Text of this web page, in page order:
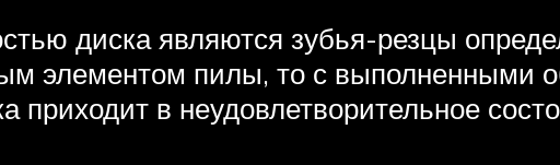
диска являются зубья-резцы
элементом пилы, то с выполненными
приходит в неудовлетворительное